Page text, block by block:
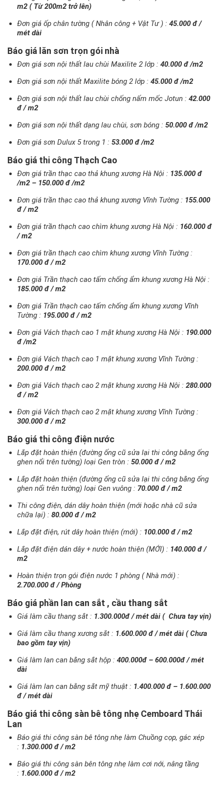
m2 ( Từ 200m2 trở lên)
Đơn giá ốp chân tường ( Nhân công + Vật Tư ) : 45.000 đ /
mét dài
Báo giá lăn sơn trọn gói nhà
Đơn giá sơn nội thất lau chùi Maxilite 2 lớp : 40.000 đ /m2
Đơn giá sơn nội thất Maxilite bóng 2 lớp : 45.000 đ /m2
Đơn giá sơn nội thất lau chùi chống nấm mốc Jotun : 42.000
đ / m2
Đơn giá sơn nội thất dạng lau chùi, sơn bóng : 50.000 đ /m2
Đơn giá sơn Dulux 5 trong 1 : 53.000 đ /m2
Báo giá thi công Thạch Cao
Đơn giá trần thạc cao thả khung xương Hà Nội : 135.000 đ
/m2 – 150.000 đ /m2
Đơn giá trần thạc cao thả khung xương Vĩnh Tường : 155.000
đ / m2
Đơn giá trần thạch cao chìm khung xương Hà Nội : 160.000 đ
/ m2
Đơn giá trần thạch cao chìm khung xương Vĩnh Tường :
170.000 đ / m2
Đơn giá Trần thạch cao tấm chống ẩm khung xương Hà Nội :
185.000 đ / m2
Đơn giá Trần thạch cao tấm chống ẩm khung xương Vĩnh
Tường : 195.000 đ / m2
Đơn giá Vách thạch cao 1 mặt khung xương Hà Nội : 190.000
đ /m2
Đơn giá Vách thạch cao 1 mặt khung xương Vĩnh Tường :
200.000 đ / m2
Đơn giá Vách thạch cao 2 mặt khung xương Hà Nội : 280.000
đ / m2
Đơn giá Vách thạch cao 2 mặt khung xương Vĩnh Tường :
300.000 đ / m2
Báo giá thi công điện nước
Lắp đặt hoàn thiện (đường ống cũ sửa lại thi công bằng ống
ghen nổi trên tường) loại Gen tròn : 50.000 đ / m2
Lắp đặt hoàn thiện (đường ống cũ sửa lại thi công bằng ống
ghen nổi trên tường) loại Gen vuông : 70.000 đ / m2
Thi công điện, dán dây hoàn thiện (mới hoặc nhà cũ sửa
chữa lại) : 80.000 đ / m2
Lắp đặt điện, rút dây hoàn thiện (mới) : 100.000 đ / m2
Lắp đặt điện dán dây + nước hoàn thiện (MỚI) : 140.000 đ /
m2
Hoàn thiện trọn gói điện nước 1 phòng ( Nhà mới) :
2.700.000 đ / Phòng
Báo giá phần lan can sắt , cầu thang sắt
Giá làm cầu thang sắt : 1.300.000đ / mét dài ( Chưa tay vịn)
Giá làm cầu thang xương sắt : 1.600.000 đ / mét dài ( Chưa
bao gồm tay vịn)
Giá làm lan can bằng sắt hộp : 400.000đ – 600.000đ / mét
dài
Giá làm lan can bằng sắt mỹ thuật : 1.400.000 đ – 1.600.000
đ / mét dài
Báo giá thi công sàn bê tông nhẹ Cemboard Thái
Lan
Báo giá thi công sàn bê tông nhẹ làm Chuồng cọp, gác xép
: 1.300.000 đ / m2
Báo giá thi công sàn bên tông nhẹ làm cơi nới, nâng tầng
: 1.600.000 đ / m2